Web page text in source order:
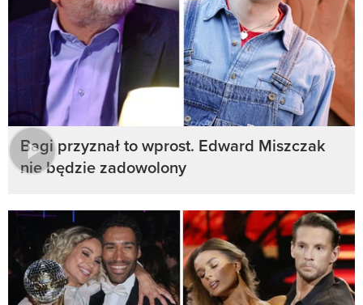
Bagi przyznał to wprost. Edward Miszczak
nie będzie zadowolony